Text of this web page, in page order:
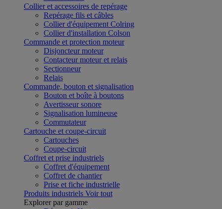
Collier et accessoires de repérage
Repérage fils et câbles
Collier d'équipement Colring
Collier d'installation Colson
Commande et protection moteur
Disjoncteur moteur
Contacteur moteur et relais
Sectionneur
Relais
Commande, bouton et signalisation
Bouton et boîte à boutons
Avertisseur sonore
Signalisation lumineuse
Commutateur
Cartouche et coupe-circuit
Cartouches
Coupe-circuit
Coffret et prise industriels
Coffret d'équipement
Coffret de chantier
Prise et fiche industrielle
Produits industriels Voir tout
Explorer par gamme